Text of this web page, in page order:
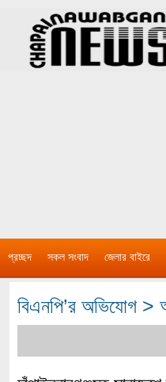
প্রচ্ছদ সকল সংবাদ জেলার বাইরে
বিএনপি’র অভিযোগ >